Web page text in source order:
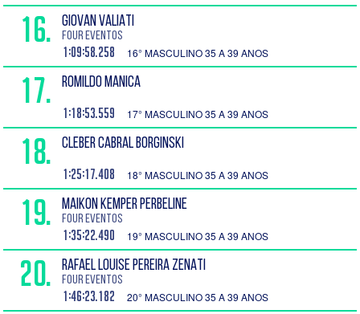
16. GIOVAN VALIATI
Four Eventos
1:09:58.258 16° MASCULINO 35 A 39 ANOS
17. ROMILDO MANICA
1:18:53.559 17° MASCULINO 35 A 39 ANOS
18. CLEBER CABRAL BORGINSKI
1:25:17.408 18° MASCULINO 35 A 39 ANOS
19. MAIKON KEMPER PERBELINE
Four Eventos
1:35:22.490 19° MASCULINO 35 A 39 ANOS
20. RAFAEL LOUISE PEREIRA ZENATI
Four Eventos
1:46:23.182 20° MASCULINO 35 A 39 ANOS